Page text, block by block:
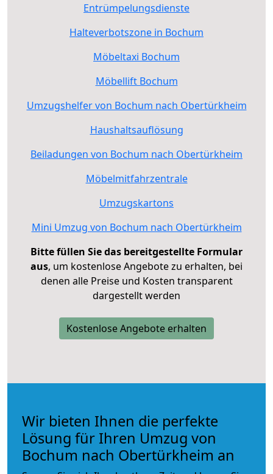
Entrümpelungsdienste
Halteverbotszone in Bochum
Möbeltaxi Bochum
Möbellift Bochum
Umzugshelfer von Bochum nach Obertürkheim
Haushaltsauflösung
Beiladungen von Bochum nach Obertürkheim
Möbelmitfahrzentrale
Umzugskartons
Mini Umzug von Bochum nach Obertürkheim
Bitte füllen Sie das bereitgestellte Formular
aus, um kostenlose Angebote zu erhalten, bei
denen alle Preise und Kosten transparent
dargestellt werden
Kostenlose Angebote erhalten
Wir bieten Ihnen die perfekte
Lösung für Ihren Umzug von
Bochum nach Obertürkheim an